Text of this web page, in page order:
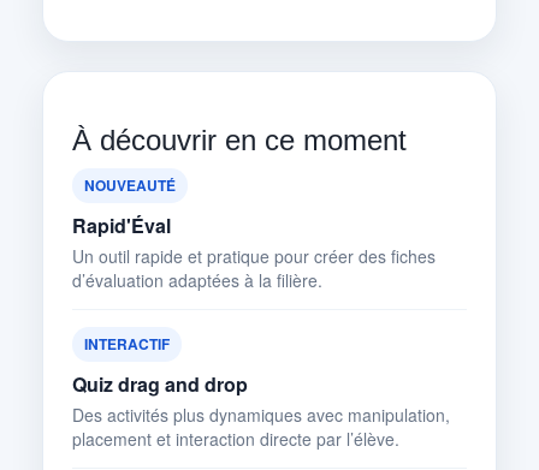
À découvrir en ce moment
NOUVEAUTÉ
Rapid'Éval
Un outil rapide et pratique pour créer des fiches
d’évaluation adaptées à la filière.
INTERACTIF
Quiz drag and drop
Des activités plus dynamiques avec manipulation,
placement et interaction directe par l’élève.